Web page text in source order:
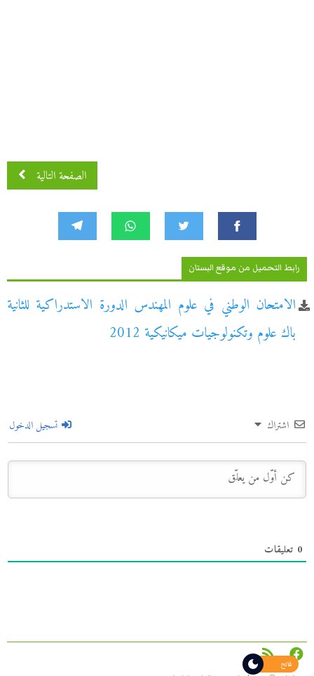
الصفحة التالية
رابط التحميل من موقع البستان
الامتحان الوطني في علوم المهندس الدورة الاستدراكية للثانية
باك علوم وتكنولوجيات ميكانيكية 2012
اشتراك تسجيل الدخول
0 تعليقات
فاتح